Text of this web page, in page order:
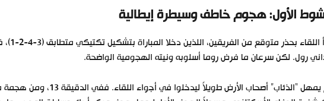
الأول: هجوم خاطف وسيطرة إيطالية
بدأ
رول. لكن سرعان ما فرض روما أسلوبه ونيته الهجومية الواضحة.
لم يمهل “الذئاب” أصحاب